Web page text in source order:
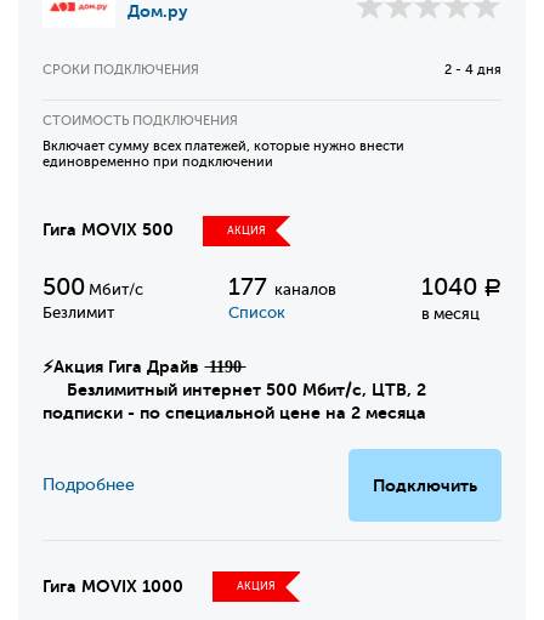
Дом.ру
СРОКИ ПОДКЛЮЧЕНИЯ 2 - 4 дня
СТОИМОСТЬ ПОДКЛЮЧЕНИЯ
Включает сумму всех платежей, которые нужно внести
единовременно при подключении
Гига MOVIX 500 АКЦИЯ
500 Мбит/с
Безлимит
177 каналов
Список
1040 Р
в месяц
⚡Акция Гига Драйв ̶1̶1̶9̶0̶
Безлимитный интернет 500 Мбит/с, ЦТВ, 2
подписки - по специальной цене на 2 месяца
Подключить
Подробнее
Гига MOVIX 1000 АКЦИЯ